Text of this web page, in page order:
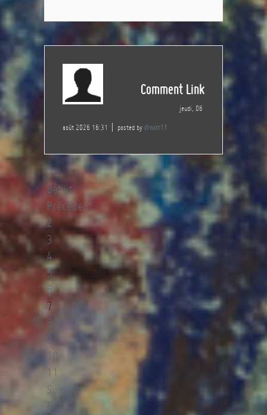
Comment Link
jeudi, 06
août 2026 16:31 posted by dream11
Début
Précédent
2
3
4
5
6
7
8
9
10
11
Suivant
Fin